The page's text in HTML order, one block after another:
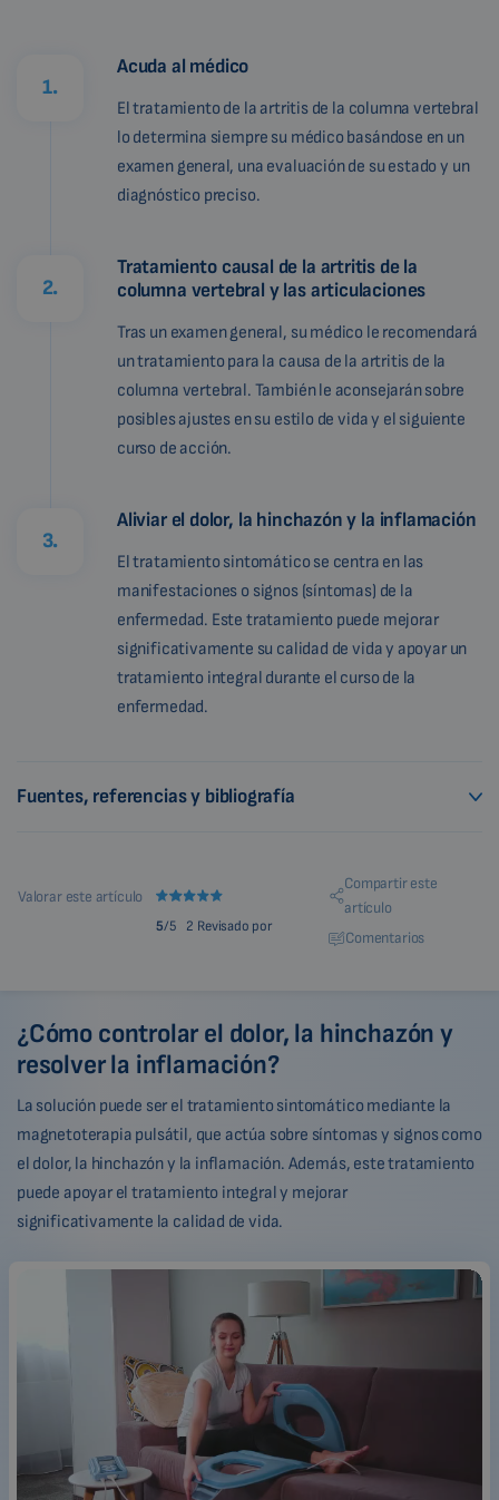
1.
Acuda al médico
El tratamiento de la artritis de la columna vertebral
lo determina siempre su médico basándose en un
examen general, una evaluación de su estado y un
diagnóstico preciso.
2.
Tratamiento causal de la artritis de la
columna vertebral y las articulaciones
Tras un examen general, su médico le recomendará
un tratamiento para la causa de la artritis de la
columna vertebral. También le aconsejarán sobre
posibles ajustes en su estilo de vida y el siguiente
curso de acción.
3.
Aliviar el dolor, la hinchazón y la inflamación
El tratamiento sintomático se centra en las
manifestaciones o signos (síntomas) de la
enfermedad. Este tratamiento puede mejorar
significativamente su calidad de vida y apoyar un
tratamiento integral durante el curso de la
enfermedad.
Fuentes, referencias y bibliografía
Valorar este artículo
5/5 2 Revisado por
Compartir este
artículo
Comentarios
¿Cómo controlar el dolor, la hinchazón y
resolver la inflamación?
La solución puede ser el tratamiento sintomático mediante la
magnetoterapia pulsátil, que actúa sobre síntomas y signos como
el dolor, la hinchazón y la inflamación. Además, este tratamiento
puede apoyar el tratamiento integral y mejorar
significativamente la calidad de vida.